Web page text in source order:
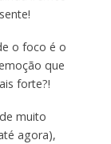
o foco é o
que
forte?!
muito
agora),